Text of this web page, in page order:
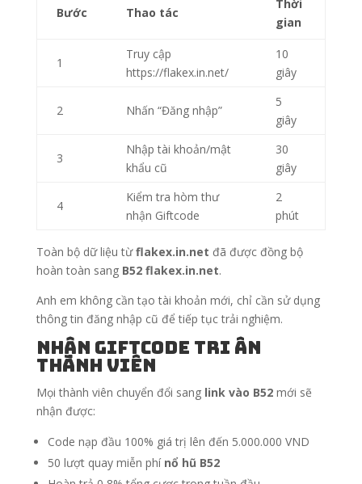
Bước Thao tác
Thời
gian
1
Truy cập
https://flakex.in.net/
10
giây
2 Nhấn “Đăng nhập”
5
giây
3
Nhập tài khoản/mật
khẩu cũ
30
giây
4
Kiểm tra hòm thư
nhận Giftcode
2
phút
Toàn bộ dữ liệu từflakex.in.net đã được đồng bộ
hoàn toàn sang B52 flakex.in.net.
Anh em không cần tạo tài khoản mới, chỉ cần sử dụng
thông tin đăng nhập cũ để tiếp tục trải nghiệm.
Nhận Giftcode tri ân
thành viên
Mọi thành viên chuyển đổi sang link vào B52mới sẽ
nhận được:
Code nạp đầu 100% giá trị lên đến 5.000.000 VND
50 lượt quay miễn phí nổ hũ B52